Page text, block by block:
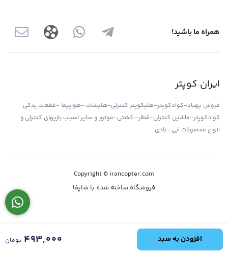
افزودن به سبد 493,000 تومان
همراه ما باشید!
ایران کوپتر
فروش پهباد-کوادکوپتر-هلیکوپتر کنترلی-هلیشات -هواپیما -قطعات یدکی
کوادکوپتر-ماشین کنترلی-قطار- کشتی-موتور و سایر اسباب بازیهای کنترلی و
انواع محصولات آبی- بادی
Copyright © irancopter.com
فروشگاه ساخته شده با شاپفا